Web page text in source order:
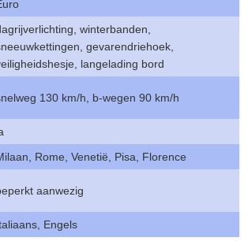
winterbanden,
gevarendriehoek,
langelading bord
130 km/h, b-wegen 90 km/h
Rome, Venetië, Pisa, Florence
aanwezig
Engels